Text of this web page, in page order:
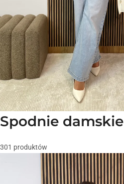
Spodnie damskie
301 produktów